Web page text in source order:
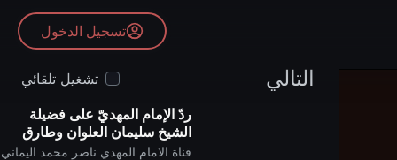
تسجيل الدخول
التالي
تشغيل تلقائي
ردّ الإمام المهديّ على فضيلة
الشيخ سليمان العلوان وطارق
السويدان ..
قناة الامام المهدي ناصر محمد اليماني